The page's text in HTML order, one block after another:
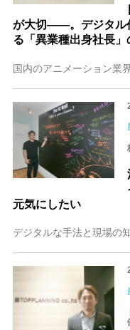
が大切――。デジタル
る「異業種出身社長」
元気にしたい